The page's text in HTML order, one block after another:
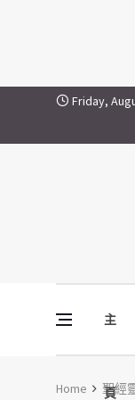
Skip to contentFriday,
主
頁
Vine Media
葡萄樹傳媒
Home 聖經